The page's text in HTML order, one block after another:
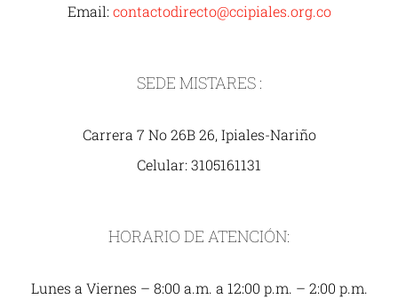
Email: contactodirecto@ccipiales.org.co
SEDE MISTARES :
Carrera 7 No 26B 26, Ipiales-Nariño
Celular: 3105161131
HORARIO DE ATENCIÓN:
Lunes a Viernes – 8:00 a.m. a 12:00 p.m. – 2:00 p.m.